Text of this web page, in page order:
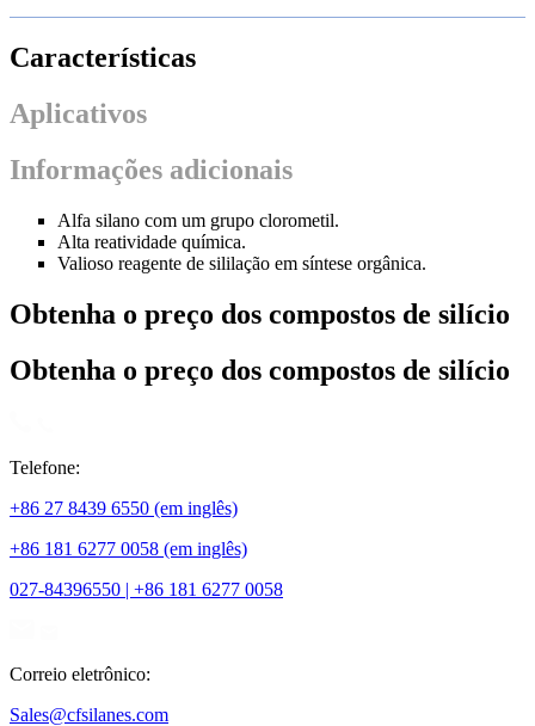
Características
Aplicativos
Informações adicionais
Alfa silano com um grupo clorometil.
Alta reatividade química.
Valioso reagente de sililação em síntese orgânica.
Obtenha o preço dos compostos de silício
Obtenha o preço dos compostos de silício
Telefone:
+86 27 8439 6550 (em inglês)
+86 181 6277 0058 (em inglês)
027-84396550 | +86 181 6277 0058
Correio eletrônico:
Sales@cfsilanes.com